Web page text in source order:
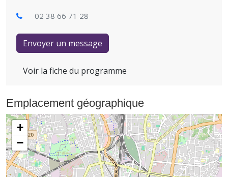
02 38 66 71 28
Envoyer un message
Voir la fiche du programme
Emplacement géographique
+
−